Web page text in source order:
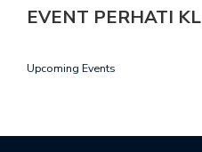
EVENT PERHATI KL
Upcoming Events